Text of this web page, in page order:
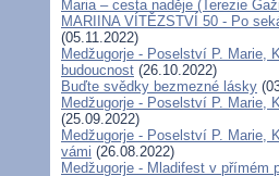
Maria – cesta naděje (Terezie
MARIINA VÍTĚZSTVÍ 50 - Po
(05.11.2022)
Medžugorje - Poselství P. Marie,
budoucnost (26.10.2022)
Buďte svědky bezmezné lásky
Medžugorje - Poselství P. Marie,
(25.09.2022)
Medžugorje - Poselství P. Marie,
vámi (26.08.2022)
Medžugorje - Mladifest v přímém